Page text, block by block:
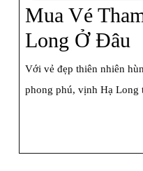
Mua Vé
Long Ở Đâu
Với vẻ đẹp thiên nhiên
phong phú, vịnh Hạ Long